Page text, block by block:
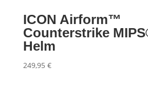
ICON Airform™
Counterstrike
Helm
249,95 €